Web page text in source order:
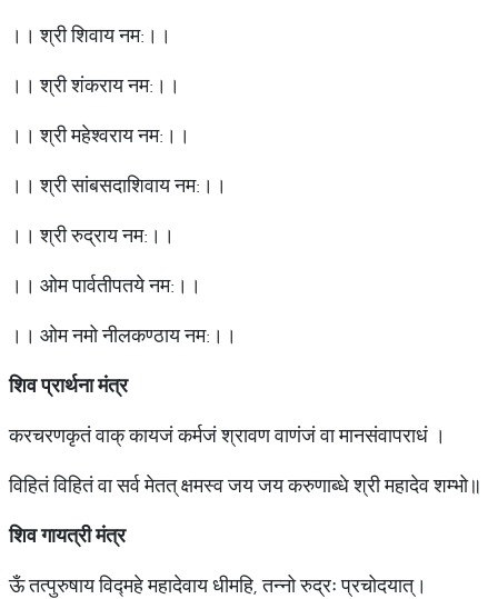
।। श्री शिवाय नम:।।
।। श्री शंकराय नम:।।
।। श्री महेश्वराय नम:।।
।। श्री सांबसदाशिवाय नम:।।
।। श्री रुद्राय नम:।।
।। ओम पार्वतीपतये नम:।।
।। ओम नमो नीलकण्ठाय नम:।।
शिवप्रार्थनामंत्र
करचरणकृतं वाक् कायजं कर्मजं श्रावण वाणंजं वा मानसंवापराधं ।
विहितं विहितं वा सर्व मेतत् क्षमस्व जय जय करुणाब्धे श्री महादेव शम्भो॥
शिवगायत्रीमंत्र
ऊँ तत्पुरुषाय विद्महे महादेवाय धीमहि, तन्नो रुद्रः प्रचोदयात्।